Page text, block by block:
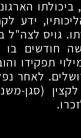
ידע
גויס לצה"ל
חודשים
תפקידו
לאחר
לקצין (סגן-